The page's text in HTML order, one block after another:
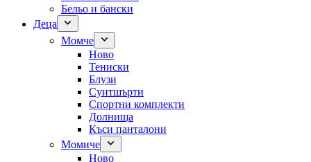
Бельо и бански
Деца
Момче
Ново
Тениски
Блузи
Суитшърти
Спортни комплекти
Долнища
Къси панталони
Момиче
Ново